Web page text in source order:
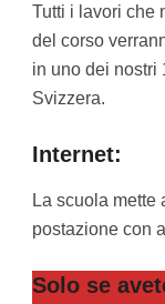
Tutti i lavori che
del corso
in uno dei nostri
Svizzera.
Internet:
La scuola mette
postazione con
Solo se